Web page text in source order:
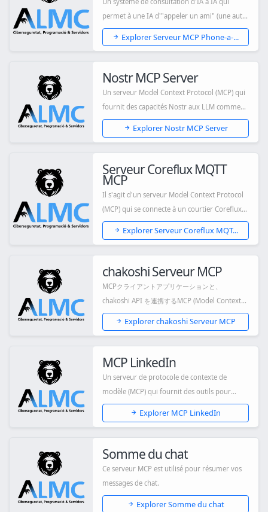
permet à une IA d'"appeler un ami" (une autre
IA)...
Explorer Serveur MCP Phone-a-...
Nostr MCP Server
Un serveur Model Context Protocol (MCP) qui
fournit des capacités Nostr aux LLM comme
Clau...
Explorer Nostr MCP Server
Serveur Coreflux MQTT
MCP
Il s'agit d'un serveur Model Context Protocol
(MCP) qui se connecte à un courtier Coreflux...
Explorer Serveur Coreflux MQT...
chakoshi Serveur MCP
MCPクライアントアプリケーションと、
chakoshi API を連携するMCP (Model Context
Protocol) サ...
Explorer chakoshi Serveur MCP
MCP LinkedIn
Un serveur de protocole de contexte de
modèle (MCP) qui fournit des outils pour
interagir...
Explorer MCP LinkedIn
Somme du chat
Ce serveur MCP est utilisé pour résumer vos
messages de chat.
Explorer Somme du chat